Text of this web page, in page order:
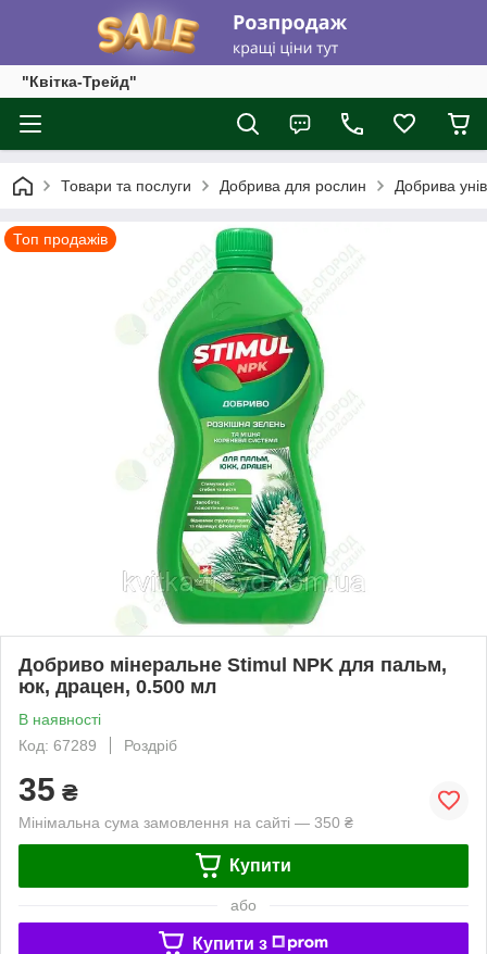
"Квітка-Трейд"
Товари та послуги Добрива для рослин Добрива
Топ продажів
Добриво мінеральне Stimul NPK для пальм,
юк, драцен, 0.500 мл
В наявності
Код: 67289
Роздріб
35 ₴
Мінімальна сума замовлення на сайті — 350 ₴
Купити
або
Купити з